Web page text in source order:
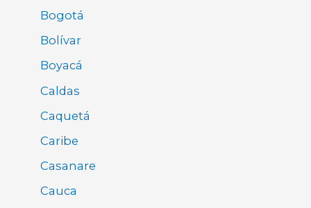
Bogotá
Bolívar
Boyacá
Caldas
Caquetá
Caribe
Casanare
Cauca